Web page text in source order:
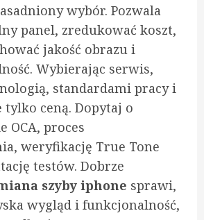
wybór. Pozwala
panel, zredukować koszt,
jakość obrazu i
Wybierając serwis,
standardami pracy i
tylko ceną. Dopytaj o
OCA, proces
weryfikację True Tone
testów. Dobrze
szyby iphone sprawi,
wygląd i funkcjonalność,